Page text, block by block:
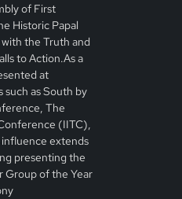
of First
Historic Papal
the Truth and
to Action.As a
at
as South by
The
(IITC),
extends
presenting the
Group of the Year